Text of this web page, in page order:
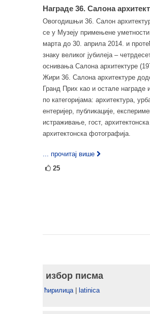
Награде 36. Салона
Овогодишњи 36. Салон
се у Музеју примењене уметности
марта до 30. априла 2014. и
знаку великог јубилеја –
оснивања Салона архитектуре
Жири 36. Салона архитектуре
Гранд Приx као и остале награде
по категоријама: архитектура,
ентеријер, публикације,
истраживање, гост,
архитектонска фотографија.
... прочитај више
25
избор писма
ћирилица latinica